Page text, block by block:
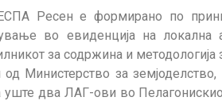
Ресен е формирано по
во евиденција на локална
за содржина и методологија
Министерство за
два ЛАГ-ови во